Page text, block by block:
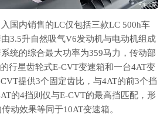
内销售的LC仅包括三款LC 500h车
3.5升自然吸气V6发动机与电动机组成
统的综合最大功率为359马力，传动部
行星齿轮式E-CVT变速箱和一台4AT变
提供3个固定齿比，与4AT的前3个挡
的4挡则仅与E-CVT的最高挡匹配，形
动效果等同于10AT变速箱。